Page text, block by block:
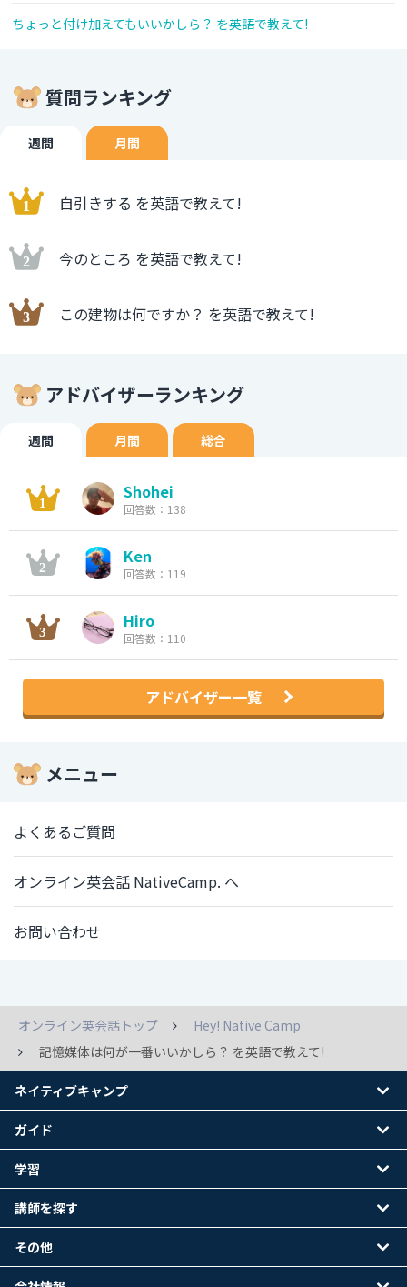
ちょっと付け加えてもいいかしら？ を英語で教えて!
質問ランキング
週間 月間
自引きする を英語で教えて!
今のところ を英語で教えて!
この建物は何ですか？ を英語で教えて!
アドバイザーランキング
週間 月間 総合
Shohei
回答数：138
Ken
回答数：119
Hiro
回答数：110
アドバイザー一覧
メニュー
よくあるご質問
オンライン英会話 NativeCamp. へ
お問い合わせ
オンライン英会話トップ
Hey! Native Camp
記憶媒体は何が一番いいかしら？ を英語で教えて!
ネイティブキャンプ
ガイド
学習
講師を探す
その他